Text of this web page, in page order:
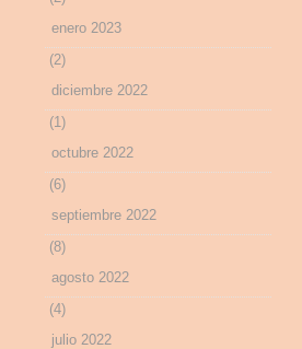
enero 2023
(2)
diciembre 2022
(1)
octubre 2022
(6)
septiembre 2022
(8)
agosto 2022
(4)
julio 2022